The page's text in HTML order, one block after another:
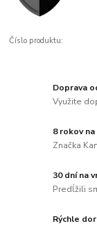
Číslo produktu:
Doprava
Využite
8 rokov
Značka
30 dní na
Predĺžili
Rýchle